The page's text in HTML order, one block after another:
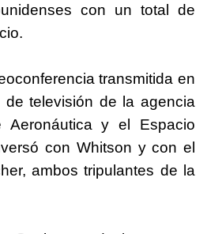
con un total de
transmitida en
televisión de la agencia
Aeronáutica y el Espacio
con Whitson y con el
ambos tripulantes de la